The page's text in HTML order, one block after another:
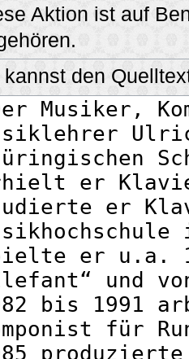
Aktion ist auf
kannst den